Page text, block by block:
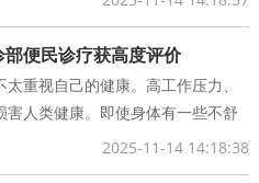
便民诊疗获高度评价
重视自己的健康。高工作压力、
人类健康。即使身体有一些不舒
2025-11-14 14:18:38